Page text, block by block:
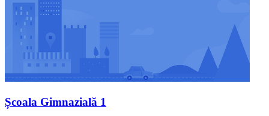
Școala Gimnazială 1